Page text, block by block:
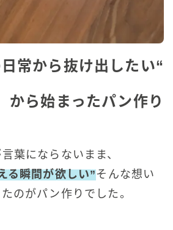
常から抜け出したい“
から始まったパン作り
葉にならないまま、
る瞬間が欲しい” そんな想い
のがパン作りでした。